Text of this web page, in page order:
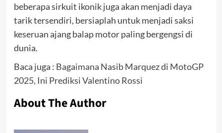
beberapa sirkuit ikonik juga akan menjadi daya
tarik tersendiri, bersiaplah untuk menjadi saksi
keseruan ajang balap motor paling bergengsi di
dunia.
Baca juga : Bagaimana Nasib Marquez di MotoGP
2025, Ini Prediksi Valentino Rossi
About The Author